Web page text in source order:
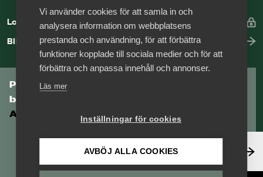
Logga in
Bli medlem
Prenumerera på Tågföretagens
branschnyhetsbrev
Aktuell info direkt i din inkorg.
Anmäl dig här
Vi använder cookies för att samla in och
analysera information om webbplatsens
prestanda och användning, för att förbättra
funktioner kopplade till sociala medier och för att
förbättra och anpassa innehåll och annonser.
Läs mer
Inställningar för cookies
AVBÖJ ALLA COOKIES